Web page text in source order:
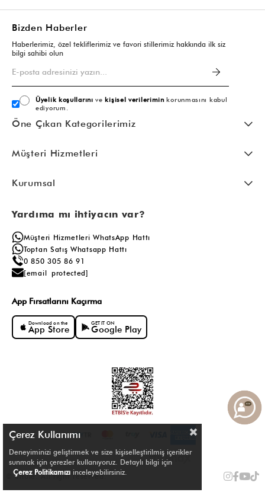
Bizden Haberler
Haberlerimiz, özel tekliflerimiz ve favori stillerimiz hakkında ilk siz
bilgi sahibi olun
Üyelik koşullarını vekişisel verileriminkorunmasını kabul
ediyorum.
Öne Çıkan Kategorilerimiz
Müşteri Hizmetleri
Kurumsal
Yardıma mı ihtiyacın var?
Müşteri Hizmetleri WhatsApp Hattı
Toptan Satış Whatsapp Hattı
0 850 305 86 91
[email protected]
App Fırsatlarını Kaçırma
Download on the
App Store
GET IT ON
Google Play
© Shule. All right reserved.
Çerez Kullanımı
Deneyiminizi geliştirmek ve size kişiselleştirilmiş içerikler
sunmak için çerezler kullanıyoruz. Detaylı bilgi için
Çerez Politikamızı inceleyebilirsiniz.